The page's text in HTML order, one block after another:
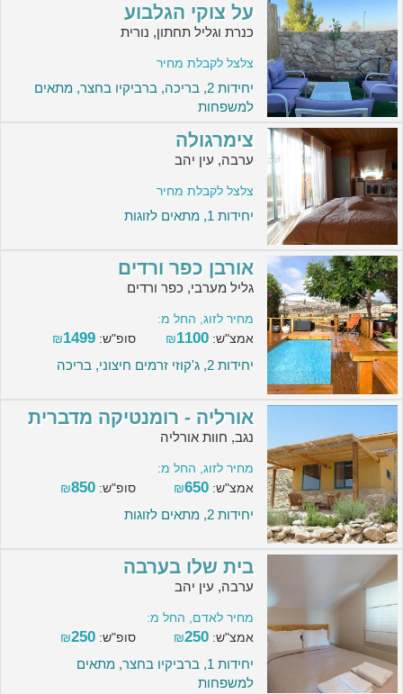
על צוקי הגלבוע
כנרת וגליל תחתון, נורית
צלצל לקבלת מחיר
יחידות 2, בריכה, ברביקיו בחצר, מתאים
למשפחות
צימרגולה
ערבה, עין יהב
צלצל לקבלת מחיר
יחידות 1, מתאים לזוגות
אורבן כפר ורדים
גליל מערבי, כפר ורדים
מחיר לזוג, החל מ:
אמצ"ש:
₪1100 סופ"ש: ₪1499
יחידות 2, ג'קוזי זרמים חיצוני, בריכה
אורליה - רומנטיקה מדברית
נגב, חוות אורליה
מחיר לזוג, החל מ:
אמצ"ש:
₪650 סופ"ש: ₪850
יחידות 2, מתאים לזוגות
בית שלו בערבה
ערבה, עין יהב
מחיר לאדם, החל מ:
אמצ"ש:
₪250 סופ"ש: ₪250
יחידות 1, ברביקיו בחצר, מתאים
למשפחות